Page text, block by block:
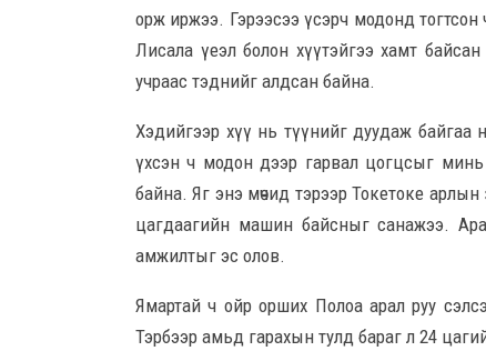
орж иржээ. Гэрээсээ үсэрч модонд
Лисала үеэл болон хүүтэйгээ хамт
учраас тэднийг алдсан байна.
Хэдийгээр хүү нь түүнийг дуудаж
үхсэн ч модон дээр гарвал цогцсыг
байна. Яг энэ мөчид тэрээр Токетоке арлын
цагдаагийн машин байсныг санажээ. Арал
амжилтыг эс олов.
Ямартай ч ойр орших Полоа арал руу
Тэрбээр амьд гарахын тулд бараг л 24